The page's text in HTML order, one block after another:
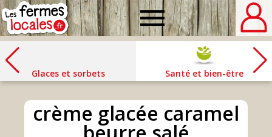
Fermes
Glaces et sorbets Santé et bien-être
crème glacée caramel